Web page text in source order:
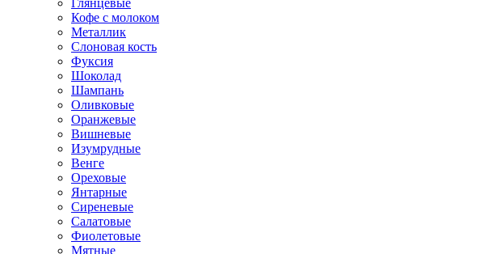
Кофе с молоком
Металлик
Слоновая кость
Фуксия
Шоколад
Шампань
Оливковые
Оранжевые
Вишневые
Изумрудные
Венге
Ореховые
Янтарные
Сиреневые
Салатовые
Фиолетовые
Мятные